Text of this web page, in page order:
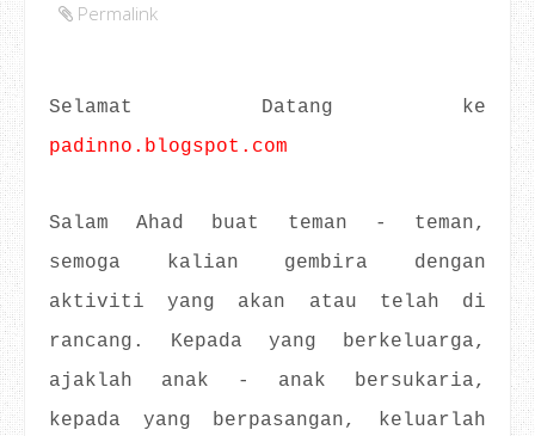
Permalink
Selamat Datang ke
padinno.blogspot.com
Salam Ahad buat teman - teman,
semoga kalian gembira dengan
aktiviti yang akan atau telah di
rancang. Kepada yang berkeluarga,
ajaklah anak - anak bersukaria,
kepada yang berpasangan, keluarlah